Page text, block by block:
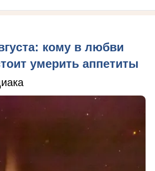
кому в любви
умерить аппетиты